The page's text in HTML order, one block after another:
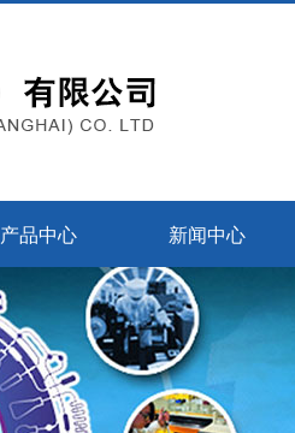
产品中心 新闻中心